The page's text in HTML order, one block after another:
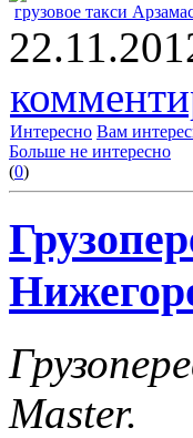
грузовое такси
Интересно Вам
Больше не интересно
(0)
Master.